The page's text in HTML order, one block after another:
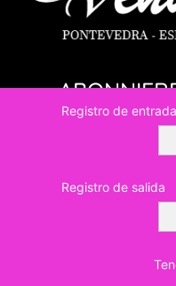
Registro de entrada
Registro de salida